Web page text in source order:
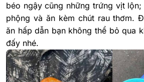
béo ngậy cũng những trứng vịt
phộng và ăn kèm chút rau thơm.
ăn hấp dẫn bạn không thể bỏ qua
đấy nhé.